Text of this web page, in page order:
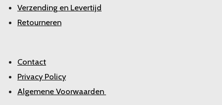
Verzending en Levertijd
Retourneren
Contact
Privacy Policy
Algemene Voorwaarden